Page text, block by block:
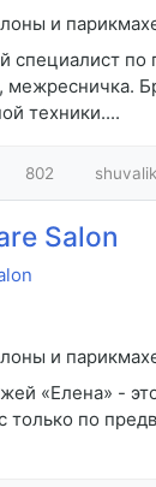
и
специалист по
межресничка.
техники....
802
Salon
и
«Елена» -
только по